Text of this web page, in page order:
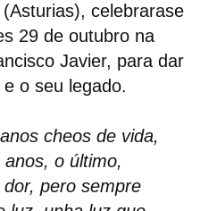
celebrarase
29 de outubro na
Javier, para dar
o seu legado.
cheos de vida,
o último,
pero sempre